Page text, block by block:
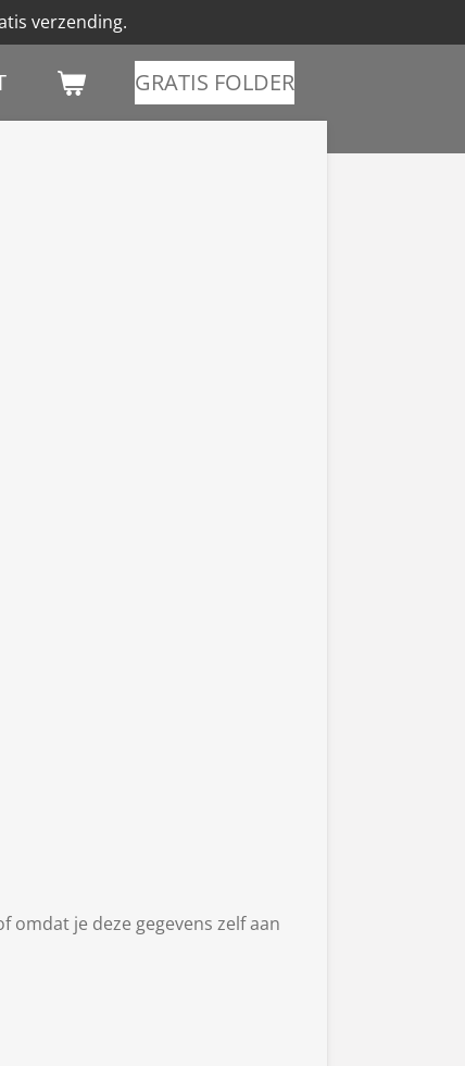
verzending.
GRATIS FOLDER
je deze gegevens zelf aan